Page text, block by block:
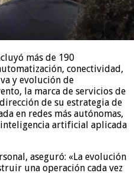
más de 190
conectividad,
y evolución de
la marca de servicios de
de su estrategia de
en redes más autónomas,
artificial aplicada
aseguró: «La evolución
una operación cada vez